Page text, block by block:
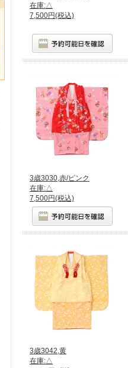
在庫:△
7,500円(税込)
3歳3030,赤/ピンク
在庫:△
7,500円(税込)
3歳3042,黄
在庫:△